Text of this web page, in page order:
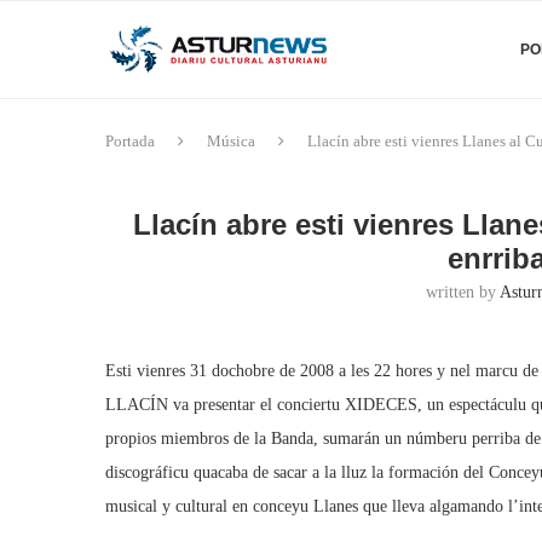
Portada Música Llacín abre esti vienres Llanes al
Llacín abre esti vienres
written by
Esti vienres 31 dochobre de 2008 a les 22 hores y nel
LLACÍN va presentar el conciertu XIDECES, un espectáculu
propios miembros de la Banda, sumarán un númberu perriba
discográficu quacaba de sacar a la lluz la formación del
musical y cultural en conceyu Llanes que lleva algamando